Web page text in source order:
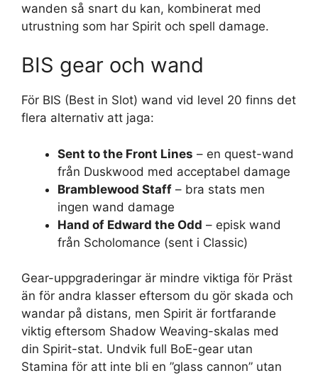
wanden så snart du kan, kombinerat med
utrustning som har Spirit och spell damage.
BIS gear och wand
För BIS (Best in Slot) wand vid level 20 finns det
flera alternativ att jaga:
Sent to the Front Lines – en quest-wand
från Duskwood med acceptabel damage
Bramblewood Staff – bra stats men
ingen wand damage
Hand of Edward the Odd – episk wand
från Scholomance (sent i Classic)
Gear-uppgraderingar är mindre viktiga för Präst
än för andra klasser eftersom du gör skada och
wandar på distans, men Spirit är fortfarande
viktig eftersom Shadow Weaving-skalas med
din Spirit-stat. Undvik full BoE-gear utan
Stamina för att inte bli en ”glass cannon” utan